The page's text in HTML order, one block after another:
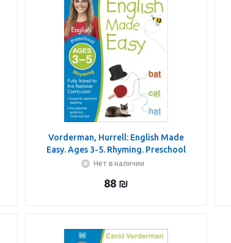
Vorderman, Hurrell: English Made
Easy. Ages 3-5. Rhyming. Preschool
Нет в наличии
88 ₪